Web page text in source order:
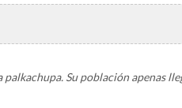
palkachupa. Su población apenas